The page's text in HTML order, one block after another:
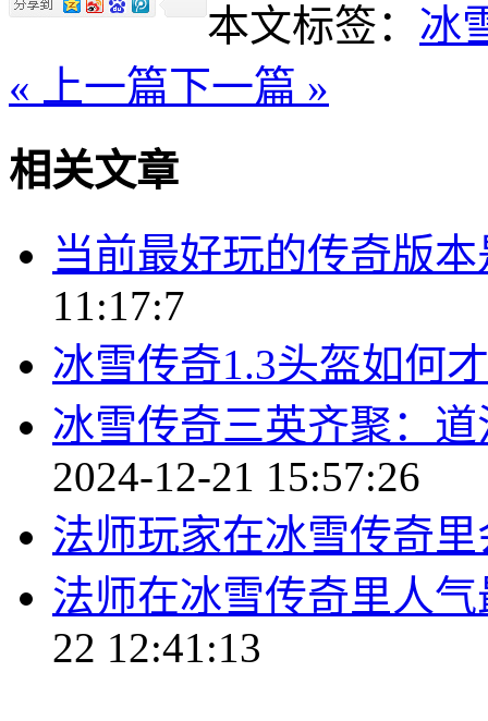
本文标签： 冰
« 上一篇下一篇 »
相关文章
当前最好玩的传奇版
11:17:7
冰雪传奇1.3头盔如何
冰雪传奇三英齐聚：
2024-12-21 15:57:26
法师玩家在冰雪传奇
法师在冰雪传奇里人
22 12:41:13